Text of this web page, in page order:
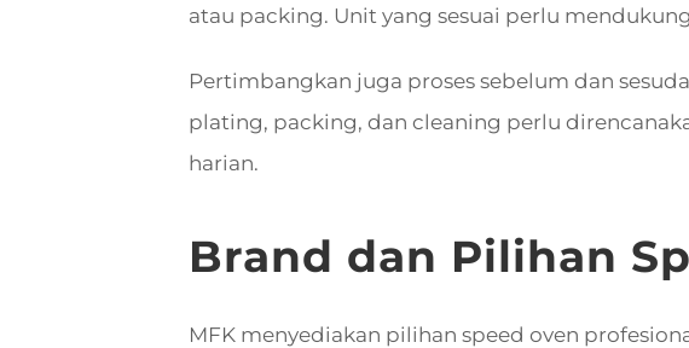
atau packing. Unit yang sesuai perlu
Pertimbangkan juga proses sebelum dan
plating, packing, dan cleaning perlu
harian.
Brand dan Pilihan
MFK menyediakan pilihan speed oven